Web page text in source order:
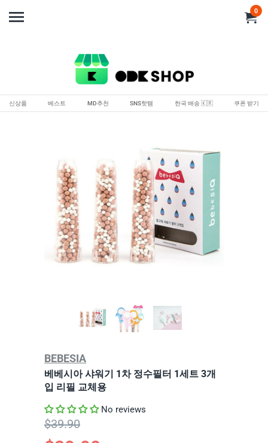
0
신상품 베스트 MD추천 SNS핫템 한국 배송 🇰🇷 쿠폰 받기
BEBESIA
베베시아 샤워기 1차 정수필터 1세트 3개
입 리필 교체용
No reviews
$39.90